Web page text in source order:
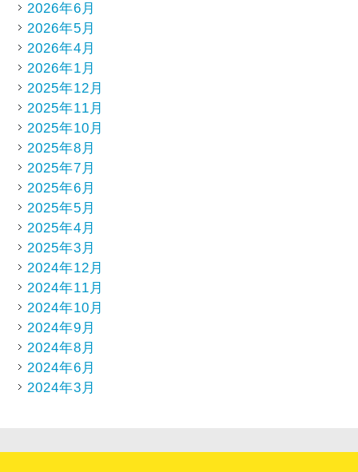
2026年6月
2026年5月
2026年4月
2026年1月
2025年12月
2025年11月
2025年10月
2025年8月
2025年7月
2025年6月
2025年5月
2025年4月
2025年3月
2024年12月
2024年11月
2024年10月
2024年9月
2024年8月
2024年6月
2024年3月